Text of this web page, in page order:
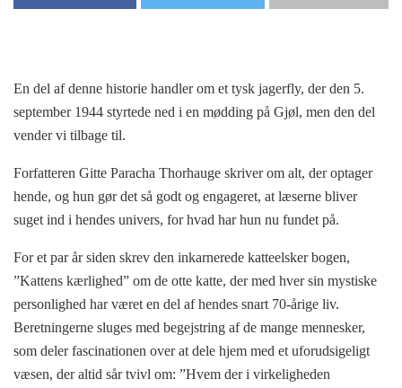
En del af denne historie handler om et tysk jagerfly, der den 5.
september 1944 styrtede ned i en mødding på Gjøl, men den del
vender vi tilbage til.
Forfatteren Gitte Paracha Thorhauge skriver om alt, der optager
hende, og hun gør det så godt og engageret, at læserne bliver
suget ind i hendes univers, for hvad har hun nu fundet på.
For et par år siden skrev den inkarnerede katteelsker bogen,
”Kattens kærlighed” om de otte katte, der med hver sin mystiske
personlighed har været en del af hendes snart 70-årige liv.
Beretningerne sluges med begejstring af de mange mennesker,
som deler fascinationen over at dele hjem med et uforudsigeligt
væsen, der altid sår tvivl om: ”Hvem der i virkeligheden